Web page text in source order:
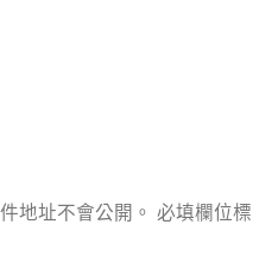
地址不會公開。 必填欄位標